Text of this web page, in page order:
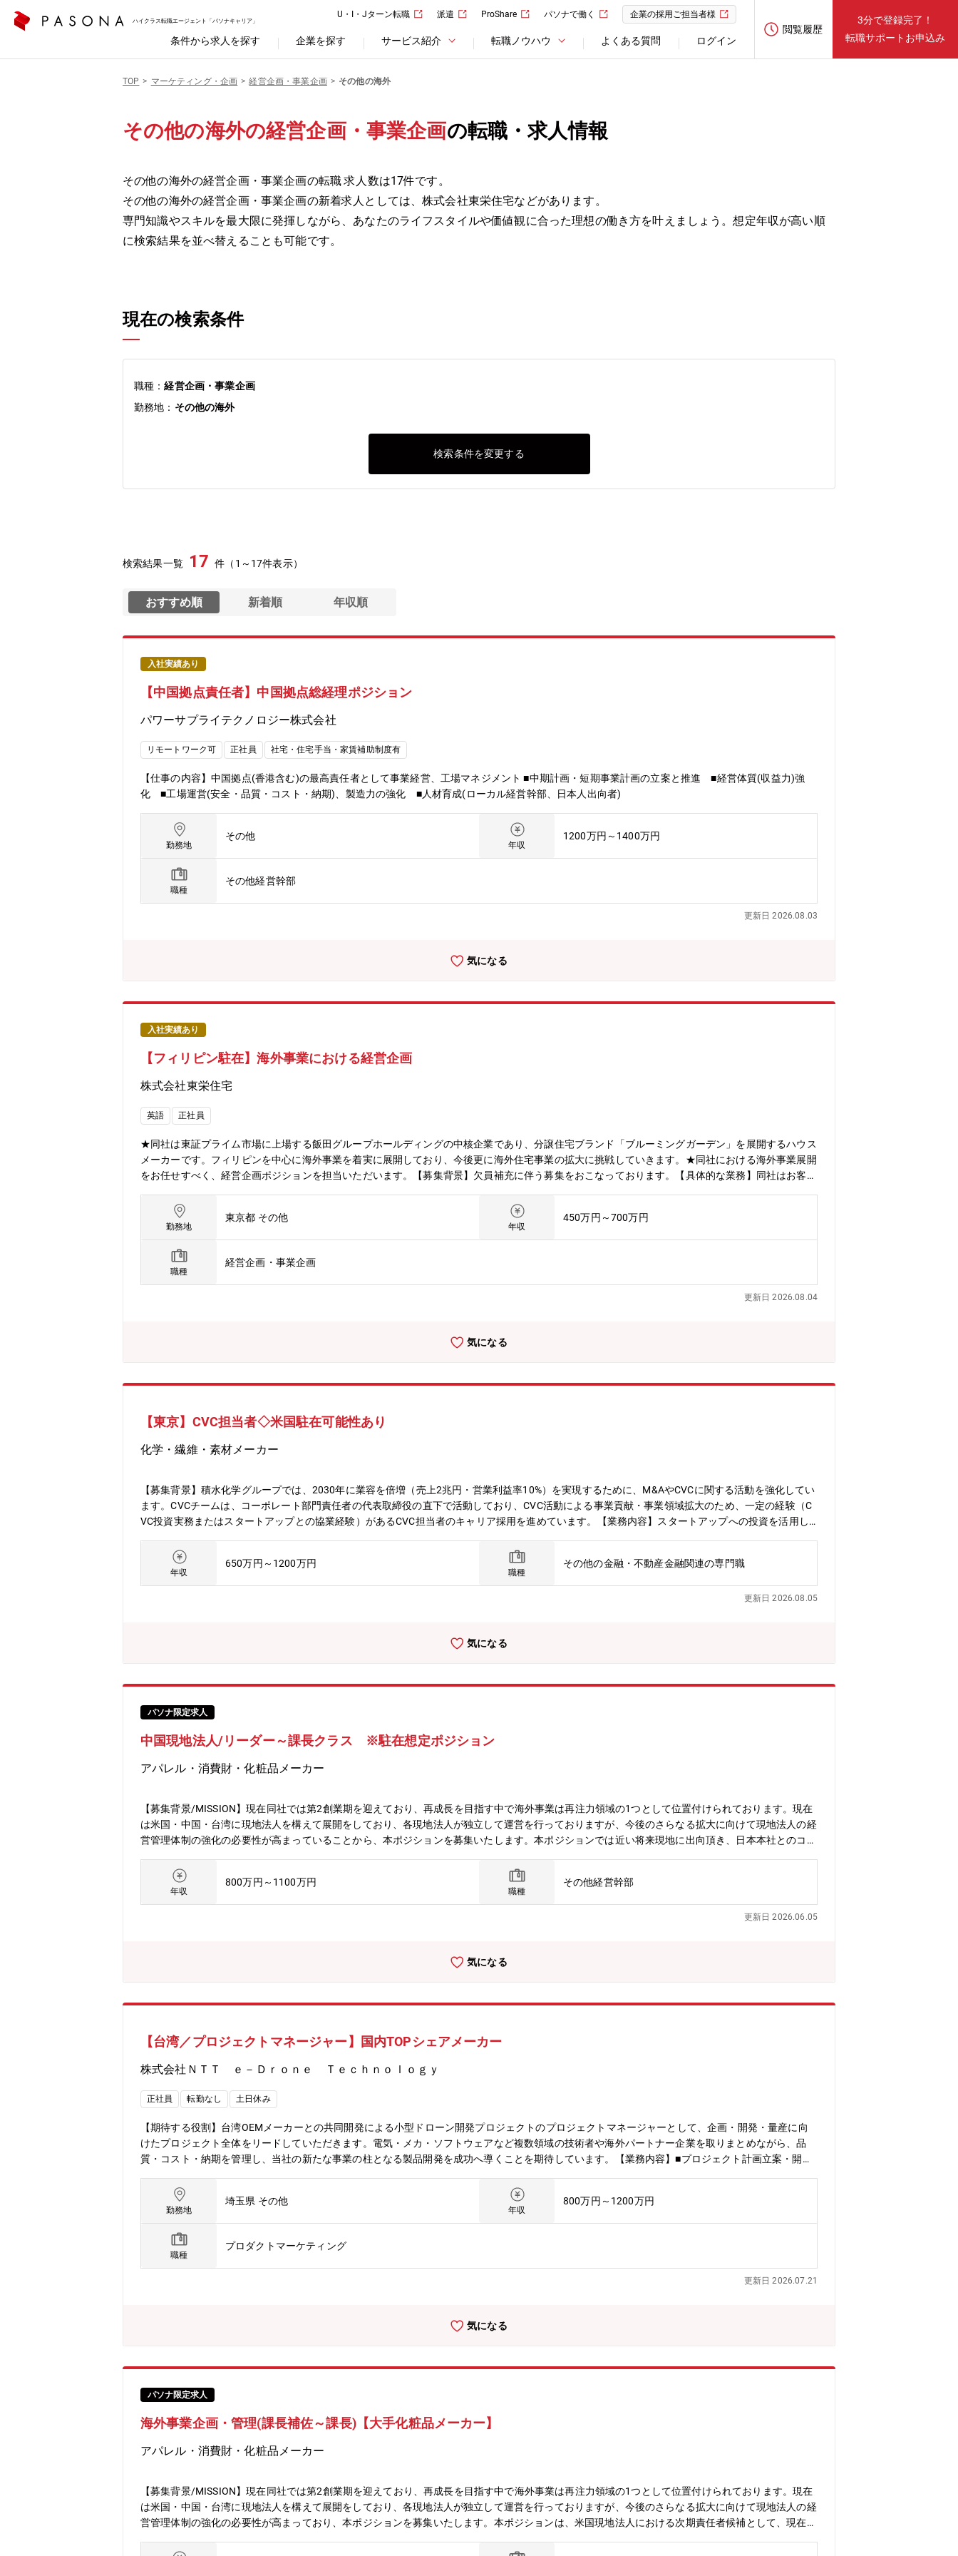
ハイクラス転職エージェント「パソナキャリア」
U・I・Jターン転職 派遣 ProShare パソナで働く 企業の採用ご担当者様
条件から求人を探す 企業を探す サービス紹介 転職ノウハウ よくある質問 ログイン
閲覧履歴
3分で登録完了！
転職サポートお申込み
TOP マーケティング・企画 経営企画・事業企画 その他の海外
その他の海外の経営企画・事業企画の転職・求人情報
その他の海外の経営企画・事業企画の転職 求人数は17件です。
その他の海外の経営企画・事業企画の新着求人としては、株式会社東栄住宅などがあります。
専門知識やスキルを最大限に発揮しながら、あなたのライフスタイルや価値観に合った理想の働き方を叶えましょう。想定年収が高い順
に検索結果を並べ替えることも可能です。
現在の検索条件
職種：経営企画・事業企画
勤務地： その他の海外
検索条件を変更する
検索結果一覧 17 件（1～17件表示）
おすすめ順 新着順 年収順
入社実績あり
【中国拠点責任者】中国拠点総経理ポジション
パワーサプライテクノロジー株式会社
リモートワーク可 正社員 社宅・住宅手当・家賃補助制度有
【仕事の内容】中国拠点(香港含む)の最高責任者として事業経営、工場マネジメント ■中期計画・短期事業計画の立案と推進 ■経営体質(収益力)強
化 ■工場運営(安全・品質・コスト・納期)、製造力の強化 ■人材育成(ローカル経営幹部、日本人出向者)
勤務地
その他
年収
1200万円～1400万円
職種
その他経営幹部
更新日 2026.08.03
気になる
入社実績あり
【フィリピン駐在】海外事業における経営企画
株式会社東栄住宅
英語 正社員
★同社は東証プライム市場に上場する飯田グループホールディングの中核企業であり、分譲住宅ブランド「ブルーミングガーデン」を展開するハウス
メーカーです。フィリピンを中心に海外事業を着実に展開しており、今後更に海外住宅事業の拡大に挑戦していきます。★同社における海外事業展開
をお任せすべく、経営企画ポジションを担当いただいます。【募集背景】欠員補充に伴う募集をおこなっております。【具体的な業務】同社はお客様
ィリピンにある子会社（Toei Solutions Corporation）で海外事業展開をお任せいたします。・フィリピン事業全般の展開、企画業務、管理業務・市場
調査・事業計画策定・予算管理・住宅建築施工管理、住宅造成、土木工事管理・フィリピン現地法人で働くスタッフの業務マネジメント・その他上記
に付随する業務全般【組織体制】日本人スタッフ2名、フィリピン人スタッフ10名【Toei Solutions Corporation】日本での経験と知見をフィリピン市
場に応用し、リーズナブルな価格ながら高品質な住宅用品・サービスを提供する建設支援サービス会社です。これらには建築支援と資機材の輸入が含
まれます。同社は東栄住宅株式会社が100％出資する現地法人であり、「より良い住まいづくりを通じて、収益性の高い生活と生産性の高い社会づく
りに貢献する」という企業ビジョンも掲げています。最終的にフィリピンにジャパンクオリティの生活をもたらすことを目指しています。
勤務地
東京都 その他
年収
450万円～700万円
職種
経営企画・事業企画
更新日 2026.08.04
気になる
【東京】CVC担当者◇米国駐在可能性あり
化学・繊維・素材メーカー
【募集背景】積水化学グループでは、2030年に業容を倍増（売上2兆円・営業利益率10%）を実現するために、M&AやCVCに関する活動を強化してい
ます。CVCチームは、コーポレート部門責任者の代表取締役の直下で活動しており、CVC活動による事業貢献・事業領域拡大のため、一定の経験（C
VC投資実務またはスタートアップとの協業経験）があるCVC担当者のキャリア採用を進めています。【業務内容】スタートアップへの投資を活用し
他のチームメンバーと行動を共にし、積水化学グループのCVC活動を経験し、社内外のネットワークを構築します。２）担当領域が決定したら、社内
の関連部署との交流を深め、具体的な投資領域を決定します。なお、CVCチームが先行して探索的な投資を判断することがありますが、当面は戦略的
な投資を担当し、積水化学グループの事業領域の理解を深めます。３）投資領域に応じて、国内外のスタートアップをソーシングします。ソーシング
手段として、ベンチャーキャピタルからの情報提供、データベースの利用及び個人ネットワークの活用が中心になります。適切なソーシング手段が不
者またはカンパニー担当者が、決裁権者（多くのケースはカンパニー長）に上程し、投資可否が審議されます。投資実行の場合、CVC担当者はPMIを
の直下の部署であり、経営企画グループ、ライフサイエンス戦略グループ、IRグループ及び海外統括グループで構成されています。経営企画グループ
ています。また、カンパニーやコーポレートには、新規事業創出を企画する複数の部署があり、これらの部署と連携しながら、積水化学グループのC
グループの経営の羅針盤である「戦略領域マップ」の進捗管理や更新に関与するため、各カンパニーやコーポレートの経営陣に短期・中長期視点の方
投資）を設定していません。投資シナリオを適切に描くことができる、スタートアップへの投資を推進（ホームページ公開10件／その他未公開あ
り）しており、投資予算がないから投資できないということはありません。事業会社において、投資実務の経験が豊富な方は投資活動を推進しやすい
環境であると言えます。更なる、CVC活動の強化のために体制の整備を進める計画です。この整備には、上述した直接投資のスキームに加えて、国内
出に挑戦し、共にキャリアアップの加速を目指しましょう。次のステージへの変革期を迎えているCVCチームへの参画を是非ご検討下さい。【関連記
事】https://www.sekisui.co.jp/connect/article/1393103_40890.html
年収
650万円～1200万円
職種
その他の金融・不動産金融関連の専門職
更新日 2026.08.05
気になる
パソナ限定求人
中国現地法人/リーダー～課長クラス ※駐在想定ポジション
アパレル・消費財・化粧品メーカー
【募集背景/MISSION】現在同社では第2創業期を迎えており、再成長を目指す中で海外事業は再注力領域の1つとして位置付けられております。現在
は米国・中国・台湾に現地法人を構えて展開をしており、各現地法人が独立して運営を行っておりますが、今後のさらなる拡大に向けて現地法人の経
営管理体制の強化の必要性が高まっていることから、本ポジションを募集いたします。本ポジションでは近い将来現地に出向頂き、日本本社とのコミ
地の経営・事業運営全般の統括・予算・財務管理、法令対応、現地パートナー管理など※駐在について現地赴任のタイミングはご自身の経験値等に応
じて決定いたします。ご経験次第ではご入社より半年～1年程度は日本のオフィスにて知識をインプット頂き、また社内関連部署との関係構築を経た
のちに赴任いただくことを想定しております。
年収
800万円～1100万円
職種
その他経営幹部
更新日 2026.06.05
気になる
【台湾／プロジェクトマネージャー】国内TOPシェアメーカー
株式会社ＮＴＴ ｅ－Ｄｒｏｎｅ Ｔｅｃｈｎｏｌｏｇｙ
正社員 転勤なし 土日休み
【期待する役割】台湾OEMメーカーとの共同開発による小型ドローン開発プロジェクトのプロジェクトマネージャーとして、企画・開発・量産に向
けたプロジェクト全体をリードしていただきます。電気・メカ・ソフトウェアなど複数領域の技術者や海外パートナー企業を取りまとめながら、品
質・コスト・納期を管理し、当社の新たな事業の柱となる製品開発を成功へ導くことを期待しています。【業務内容】■プロジェクト計画立案・開発
発進捗、品質、コスト、納期の管理・技術課題や品質課題に対する調整・解決支援・社内外関係者とのコミュニケーションマネジメント■パートナー
企業との協業推進・台湾OEMメーカーとの折衝・合意形成・技術仕様や開発方針の調整・課題発生時の交渉およびコンフリクトマネジメント■リス
ク・課題管理・プロジェクトリスクの抽出および対策実施・開発課題の管理と解決推進・品質向上および開発プロセス改善■プロジェクトクロージン
グ・成果物の確認および品質評価・知的財産・技術情報の整理・量産移行に向けた最終調整【働き方】■入社後すぐに台湾へ赴任していただきます。
空港から車で30分程度の場所で、大手企業も多くある場所となっております。■現地のお住まいや、引っ越しの負担等、会社で準備いたしますのでご
安心下さい。■電車で中心地にいける便利な立地です。【求人のおすすめポイント】■台湾OEMメーカーとの共同開発プロジェクトを牽引し、小型ド
ローン事業の立ち上げフェーズから中核メンバーとして参画できます。■NTTグループの安定基盤を持ちながら、新規事業ならではのスピード感と裁
ます。■プロジェクト計画から量産移行まで一貫して関与でき、事業インパクトの大きな仕事に挑戦できます。■英語を活用しながら海外パートナー
おいて少子高齢化が進む農業をメインとし、農家への負担が特に大きい農薬散布にて拡大を目指しています。
勤務地
埼玉県 その他
年収
800万円～1200万円
職種
プロダクトマーケティング
更新日 2026.07.21
気になる
パソナ限定求人
海外事業企画・管理(課長補佐～課長)【大手化粧品メーカー】
アパレル・消費財・化粧品メーカー
【募集背景/MISSION】現在同社では第2創業期を迎えており、再成長を目指す中で海外事業は再注力領域の1つとして位置付けられております。現在
は米国・中国・台湾に現地法人を構えて展開をしており、各現地法人が独立して運営を行っておりますが、今後のさらなる拡大に向けて現地法人の経
営管理体制の強化の必要性が高まっており、本ポジションを募集いたします。本ポジションは、米国現地法人における次期責任者候補として、現在の